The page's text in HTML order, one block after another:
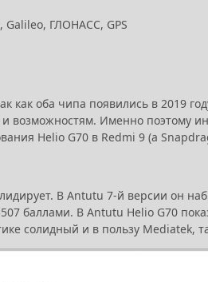
Galileo, ГЛОНАСС, GPS
как оба чипа появились в 2019
Именно поэтому
Helio G70 в Redmi 9 (а
В Antutu 7-й версии он
баллами. В Antutu Helio G70
солидный и в пользу Mediatek,